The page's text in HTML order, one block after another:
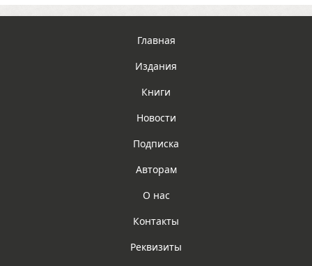
Главная
Издания
Книги
Новости
Подписка
Авторам
О нас
Контакты
Реквизиты